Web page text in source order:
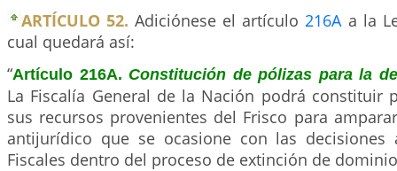
ARTÍCULO 52. Adiciónese el artículo216Aa la
cual quedará así:
“Artículo 216A. Constitución de pólizas para la
La Fiscalía General de la Nación podrá constituir
sus recursos provenientes del Frisco para
antijurídico que se ocasione con las decisiones
Fiscales dentro del proceso de extinción de